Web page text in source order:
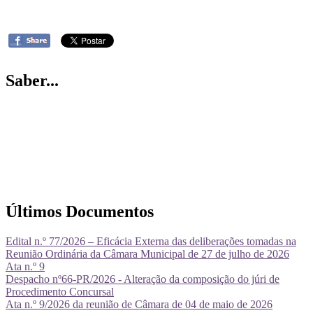
Saber...
Últimos Documentos
Edital n.º 77/2026 – Eficácia Externa das deliberações tomadas na
Reunião Ordinária da Câmara Municipal de 27 de julho de 2026
Ata n.º 9
Despacho nº66-PR/2026 - Alteração da composição do júri de
Procedimento Concursal
Ata n.º 9/2026 da reunião de Câmara de 04 de maio de 2026